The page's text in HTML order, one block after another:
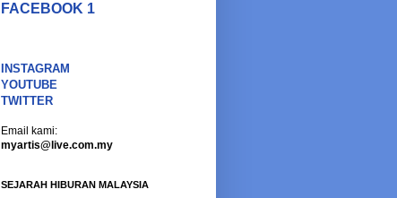
FACEBOOK 1
INSTAGRAM
YOUTUBE
TWITTER
Email kami:
myartis@live.com.my
SEJARAH HIBURAN MALAYSIA